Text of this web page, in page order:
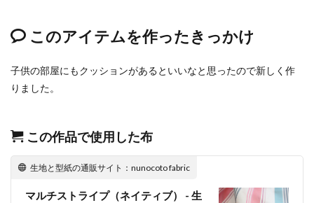
このアイテムを作ったきっかけ
子供の部屋にもクッションがあるといいなと思ったので新しく作
りました。
この作品で使用した布
生地と型紙の通販サイト：nunocoto fabric
マルチストライプ（ネイティブ） - 生